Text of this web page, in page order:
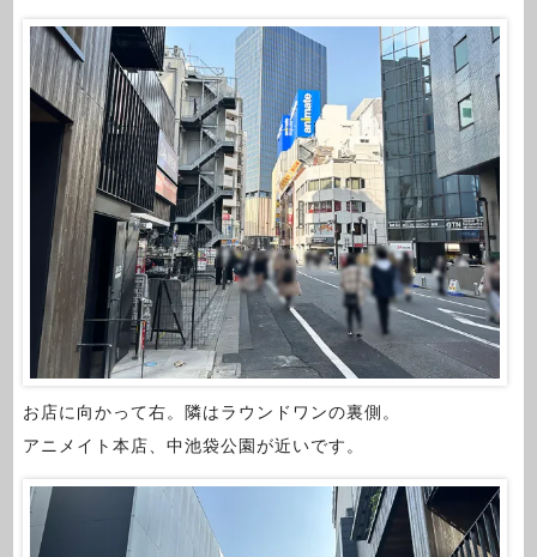
お店に向かって右。隣はラウンドワンの裏側。
アニメイト本店、中池袋公園が近いです。